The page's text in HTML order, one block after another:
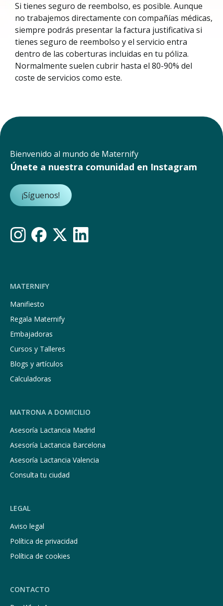
Si tienes seguro de reembolso, es posible. Aunque
no trabajemos directamente con compañías médicas,
siempre podrás presentar la factura justificativa si
tienes seguro de reembolso y el servicio entra
dentro de las coberturas incluidas en tu póliza.
Normalmente suelen cubrir hasta el 80-90% del
coste de servicios como este.
Bienvenido al mundo de Maternify
Únete a nuestra comunidad en Instagram
¡Síguenos!
MATERNIFY
Manifiesto
Regala Maternify
Embajadoras
Cursos y Talleres
Blogs y artículos
Calculadoras
MATRONA A DOMICILIO
Asesoría Lactancia Madrid
Asesoría Lactancia Barcelona
Asesoría Lactancia Valencia
Consulta tu ciudad
LEGAL
Aviso legal
Política de privacidad
Política de cookies
CONTACTO